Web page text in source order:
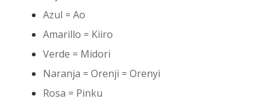
Azul = Ao
Amarillo = Kiiro
Verde = Midori
Naranja = Orenji = Orenyi
Rosa = Pinku